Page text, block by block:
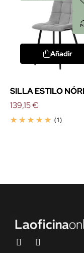
Añadir
SILLA ESTILO
BIMBA DE
(1)
139,15 €